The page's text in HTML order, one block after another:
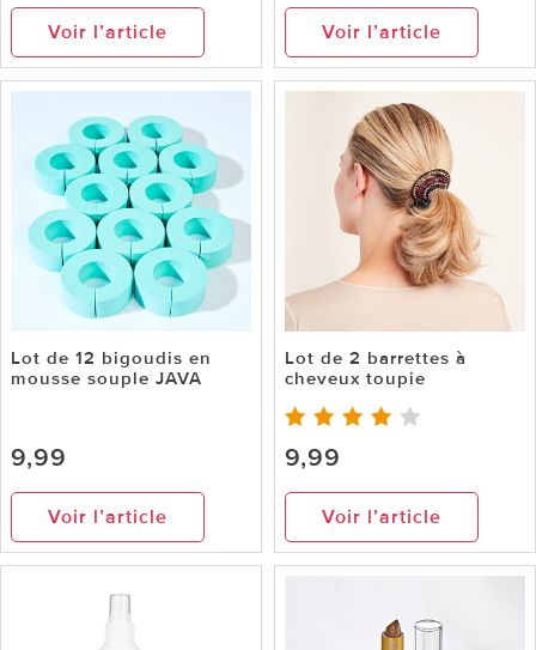
Voir l’article Voir l’article
Lot de 12 bigoudis en
mousse souple JAVA
9,99
Voir l’article
Lot de 2 barrettes à
cheveux toupie
9,99
Voir l’article